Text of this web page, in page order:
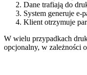
Dane trafiają do
System generuje e-
Klient otrzymuje
W wielu przypadkach
opcjonalny, w zależności